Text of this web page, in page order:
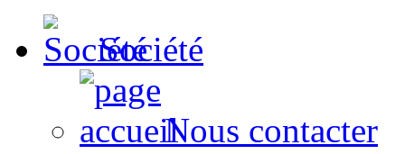
Société
Nous contacter